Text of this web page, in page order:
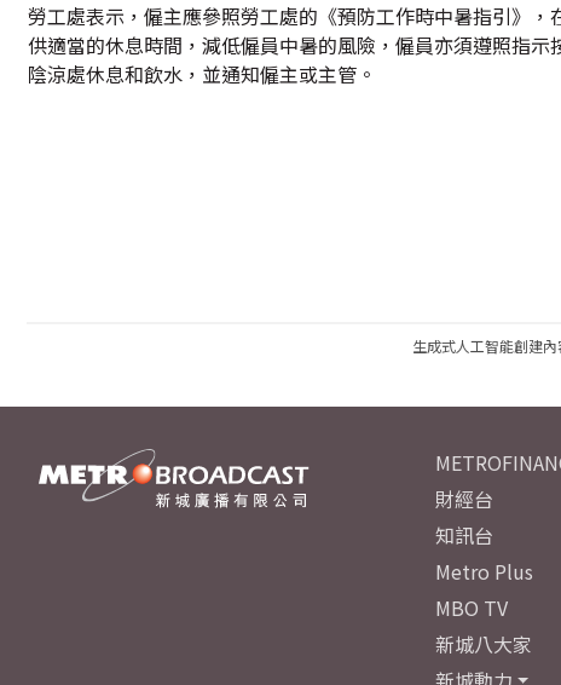
勞工處表示，僱主應參照勞工處的《預防工作時中暑指引》
供適當的休息時間，減低僱員中暑的風險，僱員亦須遵照指
陰涼處休息和飲水，並通知僱主或主管。
生成式人工智能創建
財經台
知訊台
Metro Plus
MBO TV
新城八大家